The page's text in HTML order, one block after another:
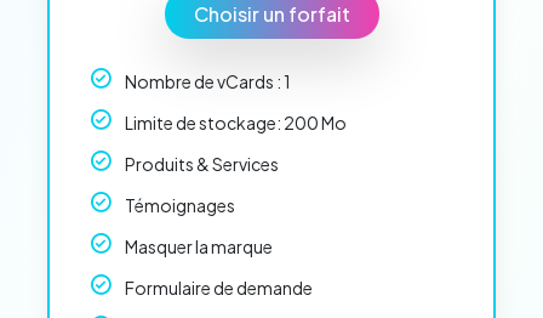
Choisir un forfait
Nombre de vCards : 1
Limite de stockage: 200 Mo
Produits & Services
Témoignages
Masquer la marque
Formulaire de demande